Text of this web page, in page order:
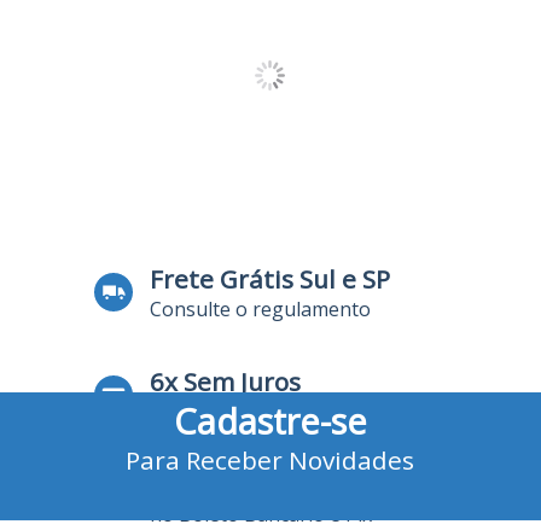
Frete Grátis Sul e SP
Consulte o regulamento
6x Sem Juros
no Cartão de Crédito
no Boleto Bancário e Pix
Cadastre-se
Para Receber Novidades